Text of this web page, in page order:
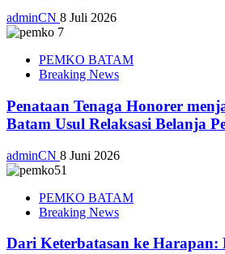
adminCN 8 Juli 2026
PEMKO BATAM
Breaking News
Penataan Tenaga Honorer
Batam Usul Relaksasi Belanja
adminCN 8 Juni 2026
PEMKO BATAM
Breaking News
Dari Keterbatasan ke Harapan: